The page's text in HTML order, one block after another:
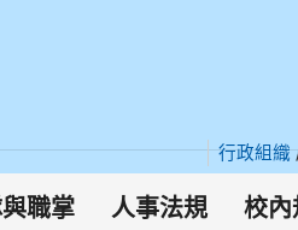
行政組織
職掌 人事法規 校內